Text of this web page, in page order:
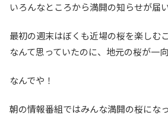
いろんなところから満開の知らせが届
最初の週末はぼくも近場の桜を楽しむ
なんて思っていたのに、地元の桜が一
なんでや！
朝の情報番組ではみんな満開の桜にな